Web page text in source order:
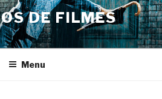
DE FILMES
Menu